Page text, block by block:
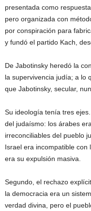
presentada como
pero organizada con
por conspiración para
y fundó el partido Kach,
De Jabotinsky heredó la
la supervivencia judía; a lo
que Jabotinsky, secular,
Su ideología tenía tres
del judaísmo: los árabes
irreconciliables del pueblo
Israel era incompatible con
era su expulsión masiva.
Segundo, el rechazo
la democracia era un
verdad divina, pero el